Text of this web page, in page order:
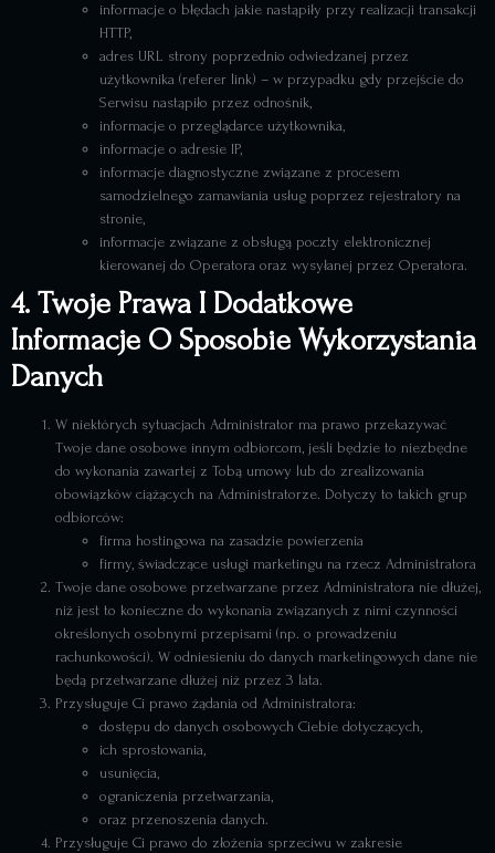
informacje o błędach jakie nastąpiły przy realizacji transakcji
HTTP,
adres URL strony poprzednio odwiedzanej przez
użytkownika (referer link) – w przypadku gdy przejście do
Serwisu nastąpiło przez odnośnik,
informacje o przeglądarce użytkownika,
informacje o adresie IP,
informacje diagnostyczne związane z procesem
samodzielnego zamawiania usług poprzez rejestratory na
stronie,
informacje związane z obsługą poczty elektronicznej
kierowanej do Operatora oraz wysyłanej przez Operatora.
4. Twoje Prawa I Dodatkowe
Informacje O Sposobie Wykorzystania
Danych
W niektórych sytuacjach Administrator ma prawo przekazywać
Twoje dane osobowe innym odbiorcom, jeśli będzie to niezbędne
do wykonania zawartej z Tobą umowy lub do zrealizowania
obowiązków ciążących na Administratorze. Dotyczy to takich grup
odbiorców:
firma hostingowa na zasadzie powierzenia
firmy, świadczące usługi marketingu na rzecz Administratora
Twoje dane osobowe przetwarzane przez Administratora nie dłużej,
niż jest to konieczne do wykonania związanych z nimi czynności
określonych osobnymi przepisami (np. o prowadzeniu
rachunkowości). W odniesieniu do danych marketingowych dane nie
będą przetwarzane dłużej niż przez 3 lata.
Przysługuje Ci prawo żądania od Administratora:
dostępu do danych osobowych Ciebie dotyczących,
ich sprostowania,
usunięcia,
ograniczenia przetwarzania,
oraz przenoszenia danych.
Przysługuje Ci prawo do złożenia sprzeciwu w zakresie